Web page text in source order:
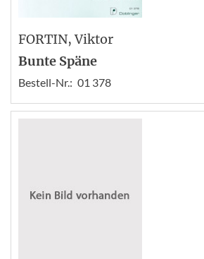
FORTIN, Viktor
Bunte Späne
Bestell-Nr.: 01 378